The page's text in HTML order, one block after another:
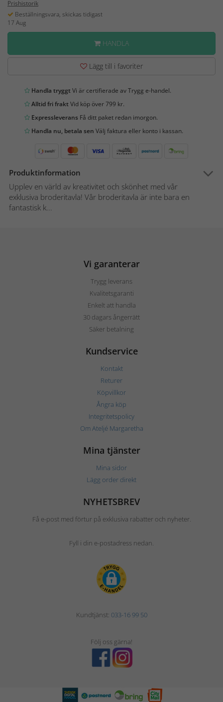
Prishistorik
Beställningsvara, skickas tidigast
17 Aug
HANDLA
Lägg till i favoriter
Handla tryggtVi är certifierade av Trygg e-handel.
Alltid fri fraktVid köp över 799 kr.
Expressleverans Få ditt paket redan imorgon.
Handla nu, betala sen Välj faktura eller konto i kassan.
Produktinformation
Upplev en värld av kreativitet och skönhet med vår
exklusiva broderitavla! Vår broderitavla är inte bara en
fantastisk k...
Vi garanterar
Trygg leverans
Kvalitetsgaranti
Enkelt att handla
30 dagars ångerrätt
Säker betalning
Kundservice
Kontakt
Returer
Köpvillkor
Ångra köp
Integritetspolicy
Om Ateljé Margaretha
Mina tjänster
Mina sidor
Lägg order direkt
NYHETSBREV
Få e-post med förtur på exklusiva rabatter och nyheter.
Fyll i din e-postadress nedan.
Kundtjänst: 033-16 99 50
Följ oss gärna!